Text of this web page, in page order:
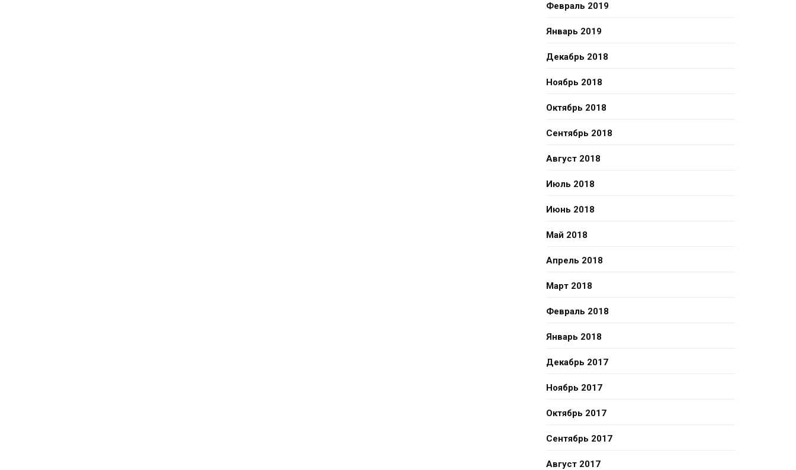
Февраль 2019
Январь 2019
Декабрь 2018
Ноябрь 2018
Октябрь 2018
Сентябрь 2018
Август 2018
Июль 2018
Июнь 2018
Май 2018
Апрель 2018
Март 2018
Февраль 2018
Январь 2018
Декабрь 2017
Ноябрь 2017
Октябрь 2017
Сентябрь 2017
Август 2017